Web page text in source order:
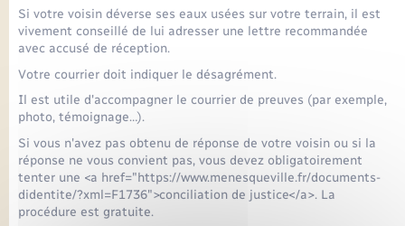
Si votre voisin déverse ses eaux usées sur votre terrain, il est
vivement conseillé de lui adresser une lettre recommandée
avec accusé de réception.
Votre courrier doit indiquer le désagrément.
Il est utile d'accompagner le courrier de preuves (par exemple,
photo, témoignage…).
Si vous n'avez pas obtenu de réponse de votre voisin ou si la
réponse ne vous convient pas, vous devez obligatoirement
tenter une <a href="https://www.menesqueville.fr/documents-
didentite/?xml=F1736">conciliation de justice</a>. La
procédure est gratuite.